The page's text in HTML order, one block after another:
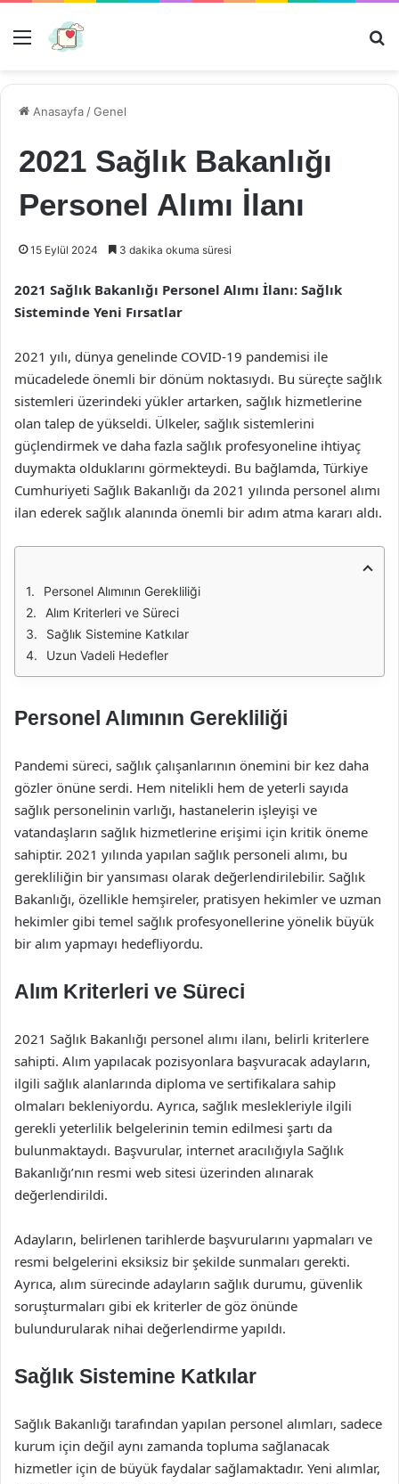
Menü
Anasayfa /Genel
2021 Sağlık Bakanlığı
Personel Alımı İlanı
15 Eylül 2024 3 dakika okuma süresi
2021 Sağlık Bakanlığı Personel Alımı İlanı: Sağlık
Sisteminde Yeni Fırsatlar
2021 yılı, dünya genelinde COVID-19 pandemisi ile
mücadelede önemli bir dönüm noktasıydı. Bu süreçte sağlık
sistemleri üzerindeki yükler artarken, sağlık hizmetlerine
olan talep de yükseldi. Ülkeler, sağlık sistemlerini
güçlendirmek ve daha fazla sağlık profesyoneline ihtiyaç
duymakta olduklarını görmekteydi. Bu bağlamda, Türkiye
Cumhuriyeti Sağlık Bakanlığı da 2021 yılında personel alımı
ilan ederek sağlık alanında önemli bir adım atma kararı aldı.
Personel Alımının Gerekliliği
Alım Kriterleri ve Süreci
Sağlık Sistemine Katkılar
Uzun Vadeli Hedefler
Personel Alımının Gerekliliği
Pandemi süreci, sağlık çalışanlarının önemini bir kez daha
gözler önüne serdi. Hem nitelikli hem de yeterli sayıda
sağlık personelinin varlığı, hastanelerin işleyişi ve
vatandaşların sağlık hizmetlerine erişimi için kritik öneme
sahiptir. 2021 yılında yapılan sağlık personeli alımı, bu
gerekliliğin bir yansıması olarak değerlendirilebilir. Sağlık
Bakanlığı, özellikle hemşireler, pratisyen hekimler ve uzman
hekimler gibi temel sağlık profesyonellerine yönelik büyük
bir alım yapmayı hedefliyordu.
Alım Kriterleri ve Süreci
2021 Sağlık Bakanlığı personel alımı ilanı, belirli kriterlere
sahipti. Alım yapılacak pozisyonlara başvuracak adayların,
ilgili sağlık alanlarında diploma ve sertifikalara sahip
olmaları bekleniyordu. Ayrıca, sağlık meslekleriyle ilgili
gerekli yeterlilik belgelerinin temin edilmesi şartı da
bulunmaktaydı. Başvurular, internet aracılığıyla Sağlık
Bakanlığı’nın resmi web sitesi üzerinden alınarak
değerlendirildi.
Adayların, belirlenen tarihlerde başvurularını yapmaları ve
resmi belgelerini eksiksiz bir şekilde sunmaları gerekti.
Ayrıca, alım sürecinde adayların sağlık durumu, güvenlik
soruşturmaları gibi ek kriterler de göz önünde
bulundurularak nihai değerlendirme yapıldı.
Sağlık Sistemine Katkılar
Sağlık Bakanlığı tarafından yapılan personel alımları, sadece
kurum için değil aynı zamanda topluma sağlanacak
hizmetler için de büyük faydalar sağlamaktadır. Yeni alımlar,